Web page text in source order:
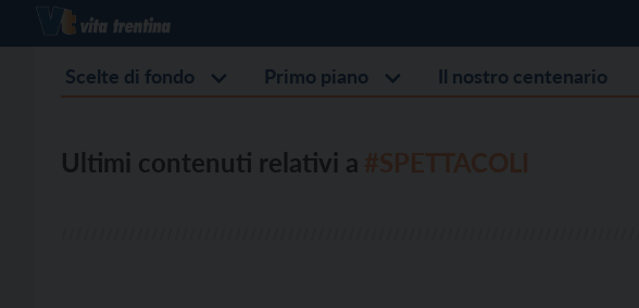
Scelte di fondo Primo piano Il nostro centenario
Ultimi contenuti relativi a